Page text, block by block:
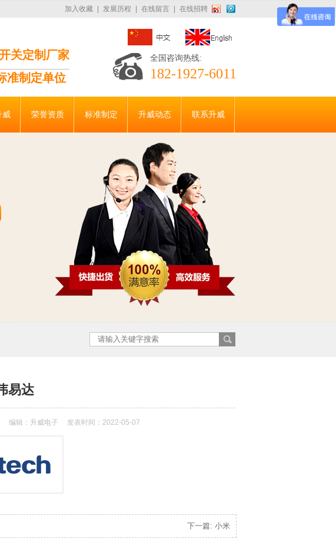
加入收藏 发展历程 在线留言 在线招聘
全国咨询热线:
182-1927-6011
关定制厂家
准制定单位
威 荣誉资质 标准制定 升威动态 联系升威
易达
编辑：升威电子 发表时间：2022-05-07
下一篇: 小米